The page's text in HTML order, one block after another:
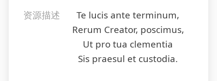
资源描述
Te lucis ante terminum,
Rerum Creator, poscimus,
Ut pro tua clementia
Sis praesul et custodia.